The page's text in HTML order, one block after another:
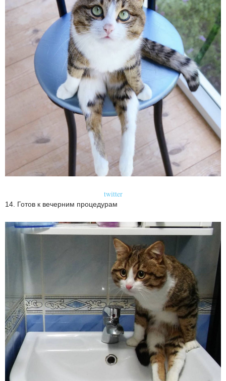
twitter
14. Готов к вечерним процедурам